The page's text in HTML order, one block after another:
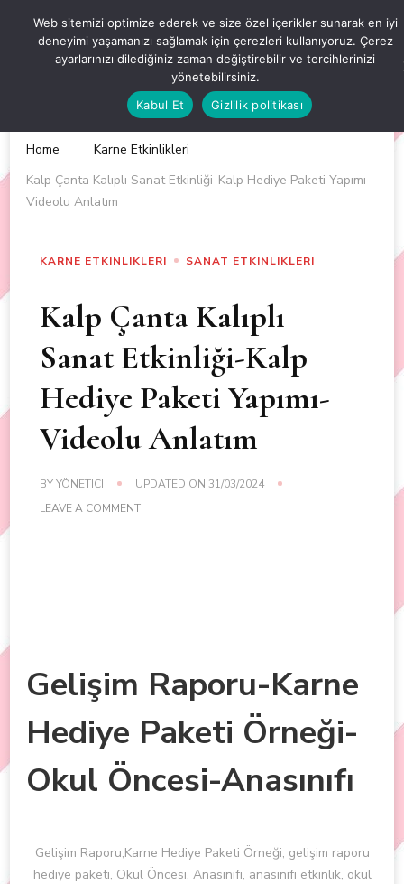
OKUL ÖNCESİ ETKİNLİKLER
EN YENİ VE ÖZGÜN OKUL ÖNCESİ ETKİNLİKLERİ
Home
Karne Etkinlikleri
Kalp Çanta Kalıplı Sanat Etkinliği-Kalp Hediye Paketi Yapımı-
Videolu Anlatım
KARNE ETKINLIKLERI SANAT ETKINLIKLERI
Kalp Çanta Kalıplı
Sanat Etkinliği-Kalp
Hediye Paketi Yapımı-
Videolu Anlatım
BYYÖNETICI UPDATED ON 31/03/2024
LEAVE A COMMENTON
ANLATIM
Gelişim Raporu-Karne
Hediye Paketi Örneği-
Okul Öncesi-Anasınıfı
Gelişim Raporu,Karne Hediye Paketi Örneği, gelişim raporu
hediye paketi, Okul Öncesi, Anasınıfı, anasınıfı etkinlik, okul
Web sitemizi optimize ederek ve size özel içerikler sunarak en iyi
deneyimi yaşamanızı sağlamak için çerezleri kullanıyoruz. Çerez
ayarlarınızı dilediğiniz zaman değiştirebilir ve tercihlerinizi
yönetebilirsiniz.
Kabul Et
Gizlilik politikası